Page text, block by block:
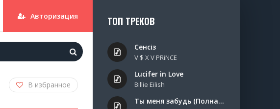
Авторизация
В избранное
ТОП ТРЕКОВ
Сенсіз
V $ X V PRiNCE
Lucifer in Love
Billie Eilish
Ты меня забудь (Полная Версия)